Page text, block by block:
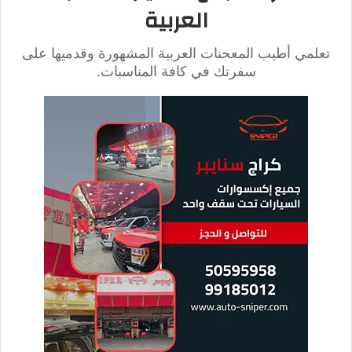
رشة فلفل أسود
طريقة تحضير حشوة الصفيحة
الشامية
بداية قومي بفرم جميع أنواع الخضر بشكل ناعم.
ثم ضعي الخضر المفرومة كلها مع باقي المقادير، واخلطيهم
بشكل جيداًحتى تصبح الحشوة متجانسة.
طريقة تحضير الصفيحة الشامية
الأصلية
قومي بخلط جميع مكونات عجينة الصفيحة، ثم أضيفي فوقهم